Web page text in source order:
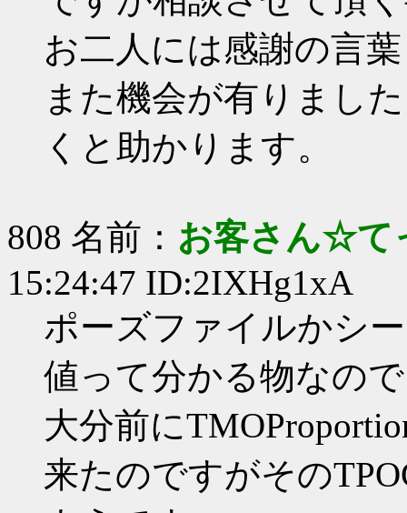
お二人には感謝の言
また機会が有りまし
くと助かります。
808 名前： お客さん☆て
15:24:47 ID:2IXHg1xA
ポーズファイルかシ
値って分かる物なの
大分前に
来たのですがその